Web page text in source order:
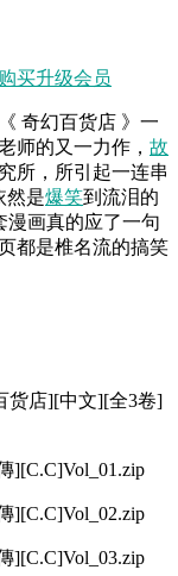
买升级会员
奇幻百货店 》一
师的又一力作， 故
所，所引起一连串
然是爆笑到流泪的
漫画真的应了一句
都是椎名流的搞笑
货店][中文][全3卷]
][C.C]Vol_01.zip
][C.C]Vol_02.zip
][C.C]Vol_03.zip